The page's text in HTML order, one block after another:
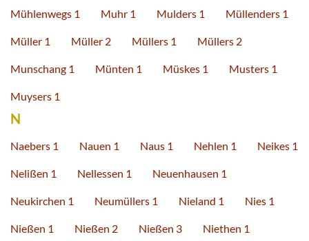
Mühlenwegs 1 Muhr 1 Mulders 1 Müllenders 1
Müller 1 Müller 2 Müllers 1 Müllers 2
Munschang 1 Münten 1 Müskes 1 Musters 1
Muysers 1
N
Naebers 1 Nauen 1 Naus 1 Nehlen 1 Neikes 1
Nelißen 1 Nellessen 1 Neuenhausen 1
Neukirchen 1 Neumüllers 1 Nieland 1 Nies 1
Nießen 1 Nießen 2 Nießen 3 Niethen 1